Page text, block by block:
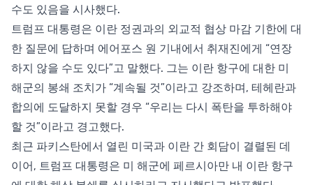
수도 있음을 시사했다.
트럼프 대통령은 이란 정권과의 외교적 협상 마감 기한에 대
한 질문에 답하며 에어포스 원 기내에서 취재진에게 “연장
하지 않을 수도 있다”고 말했다. 그는 이란 항구에 대한 미
해군의 봉쇄 조치가 “계속될 것”이라고 강조하며, 테헤란과
합의에 도달하지 못할 경우 “우리는 다시 폭탄을 투하해야
할 것”이라고 경고했다.
최근 파키스탄에서 열린 미국과 이란 간 회담이 결렬된 데
이어, 트럼프 대통령은 미 해군에 페르시아만 내 이란 항구